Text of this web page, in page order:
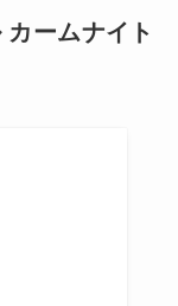
ームナイト